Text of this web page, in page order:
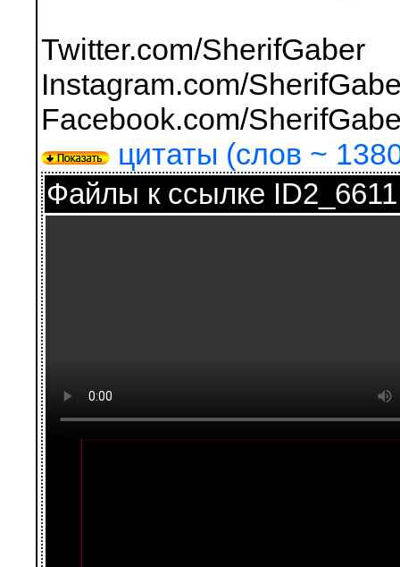
Twitter.com/SherifGaber
Instagram.com/
Facebook.com/
цитаты (слов ~
Файлы к ссылке ID2_6611